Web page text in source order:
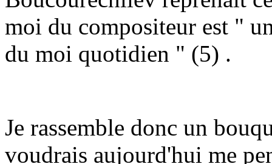
moi du compositeur est "
du moi quotidien " (5) .
Je rassemble donc un
voudrais aujourd'hui me